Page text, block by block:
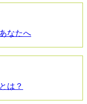
なたへ
は？